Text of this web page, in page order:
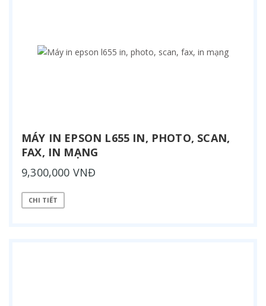
MÁY IN EPSON L655 IN, PHOTO, SCAN,
FAX, IN MẠNG
9,300,000 VNĐ
CHI TIẾT